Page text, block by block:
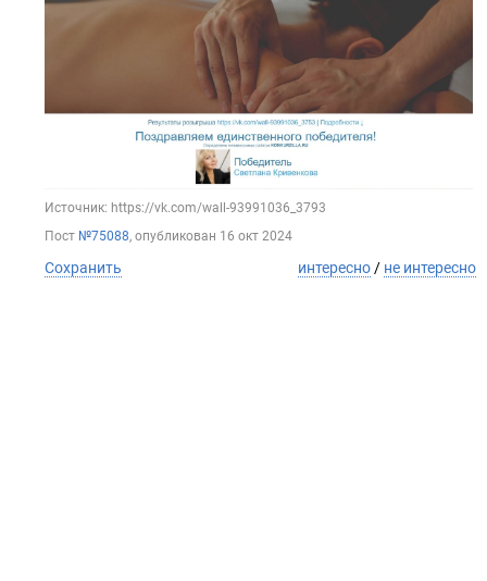
Источник: https://vk.com/wall-93991036_3793
Пост №75088, опубликован 16 окт 2024
Сохранить интересно/ не интересно